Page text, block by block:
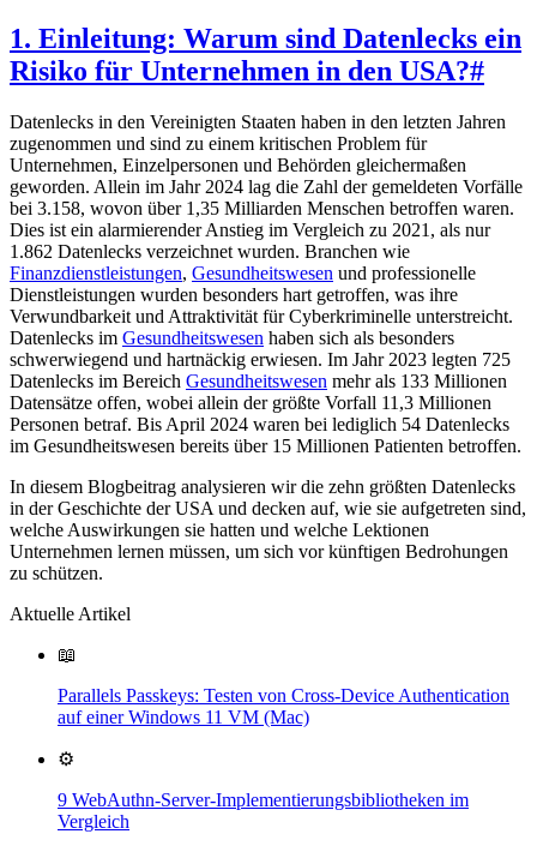
1. Einleitung: Warum sind Datenlecks ein
Risiko für Unternehmen in den USA?#
Datenlecks in den Vereinigten Staaten haben in den letzten Jahren
zugenommen und sind zu einem kritischen Problem für
Unternehmen, Einzelpersonen und Behörden gleichermaßen
geworden. Allein im Jahr 2024 lag die Zahl der gemeldeten Vorfälle
bei 3.158, wovon über 1,35 Milliarden Menschen betroffen waren.
Dies ist ein alarmierender Anstieg im Vergleich zu 2021, als nur
1.862 Datenlecks verzeichnet wurden. Branchen wie
Finanzdienstleistungen, Gesundheitswesen und professionelle
Dienstleistungen wurden besonders hart getroffen, was ihre
Verwundbarkeit und Attraktivität für Cyberkriminelle unterstreicht.
Datenlecks im Gesundheitswesen haben sich als besonders
schwerwiegend und hartnäckig erwiesen. Im Jahr 2023 legten 725
Datenlecks im Bereich Gesundheitswesen mehr als 133 Millionen
Datensätze offen, wobei allein der größte Vorfall 11,3 Millionen
Personen betraf. Bis April 2024 waren bei lediglich 54 Datenlecks
im Gesundheitswesen bereits über 15 Millionen Patienten betroffen.
In diesem Blogbeitrag analysieren wir die zehn größten Datenlecks
in der Geschichte der USA und decken auf, wie sie aufgetreten sind,
welche Auswirkungen sie hatten und welche Lektionen
Unternehmen lernen müssen, um sich vor künftigen Bedrohungen
zu schützen.
Aktuelle Artikel
📖
Parallels Passkeys: Testen von Cross-Device Authentication
auf einer Windows 11 VM (Mac)
⚙️
9 WebAuthn-Server-Implementierungsbibliotheken im
Vergleich